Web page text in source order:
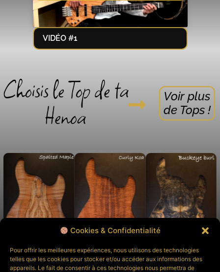
Cookies & Confidentialité
Pour offrir les meilleures expériences, nous utilisons des technologies
telles que les cookies pour stocker et/ou accéder aux informations des
appareils. Le fait de consentir à ces technologies nous permettra de
VIDÉO #1
Choisis le Top de ta
Henoa
Voir plus
de Tops !